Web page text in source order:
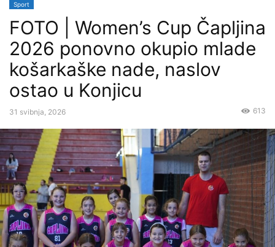
Sport
FOTO | Women’s Cup Čapljina
2026 ponovno okupio mlade
košarkaške nade, naslov
ostao u Konjicu
31 svibnja, 2026 613